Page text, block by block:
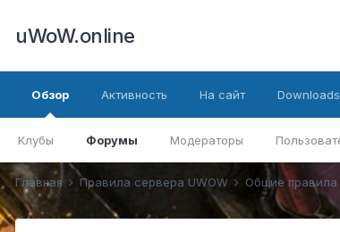
uWoW.online
Обзор
Клубы Форумы Модераторы
Активность На сайт Downloads
Главная Правила сервера UWOW Общие правила